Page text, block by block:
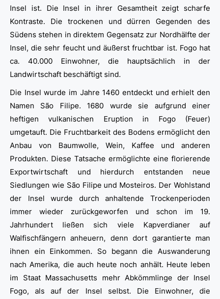
Insel ist. Die Insel in ihrer Gesamtheit zeigt scharfe
Kontraste. Die trockenen und dürren Gegenden des
Südens stehen in direktem Gegensatz zur Nordhälfte der
Insel, die sehr feucht und äußerst fruchtbar ist. Fogo hat
ca. 40.000 Einwohner, die hauptsächlich in der
Landwirtschaft beschäftigt sind.
Die Insel wurde im Jahre 1460 entdeckt und erhielt den
Namen São Filipe. 1680 wurde sie aufgrund einer
heftigen vulkanischen Eruption in Fogo (Feuer)
umgetauft. Die Fruchtbarkeit des Bodens ermöglicht den
Anbau von Baumwolle, Wein, Kaffee und anderen
Produkten. Diese Tatsache ermöglichte eine florierende
Exportwirtschaft und hierdurch entstanden neue
Siedlungen wie São Filipe und Mosteiros. Der Wohlstand
der Insel wurde durch anhaltende Trockenperioden
immer wieder zurückgeworfen und schon im 19.
Jahrhundert ließen sich viele Kapverdianer auf
Walfischfängern anheuern, denn dort garantierte man
ihnen ein Einkommen. So begann die Auswanderung
nach Amerika, die auch heute noch anhält. Heute leben
im Staat Massachusetts mehr Abkömmlinge der Insel
Fogo, als auf der Insel selbst. Die Einwohner, die